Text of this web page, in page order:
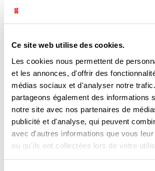
Ce site web utilise des cookies.
Les cookies nous permettent de
et les annonces, d'offrir des
médias sociaux et d'analyser notre
partageons également des informations
notre site avec nos partenaires de
publicité et d'analyse, qui peuvent
avec d'autres informations que vous
ou qu'ils ont collectées lors de votre
INFORMATION
Le bonbon à boire élaboré par Fizzy - au
- bouteille réutilisable avec de multiples
stickers à collectionner. Existe aussi en
CARACTÉRISTIQUES
DOCUMENTATION
PRODUITS QUI POURRAIENT VOUS
INTERESSER